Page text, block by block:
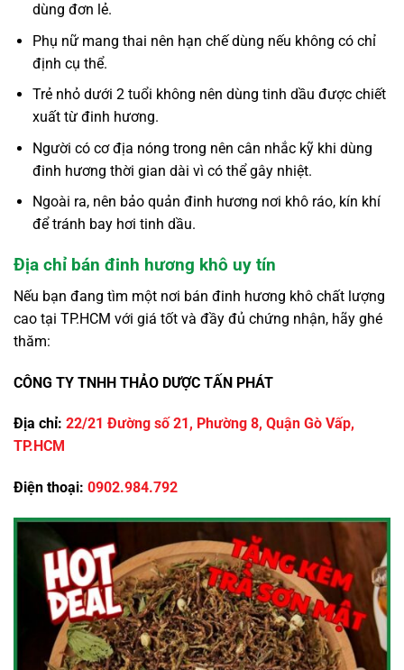
dùng đơn lẻ.
Phụ nữ mang thai nên hạn chế dùng nếu không có chỉ
định cụ thể.
Trẻ nhỏ dưới 2 tuổi không nên dùng tinh dầu được chiết
xuất từ đinh hương.
Người có cơ địa nóng trong nên cân nhắc kỹ khi dùng
đinh hương thời gian dài vì có thể gây nhiệt.
Ngoài ra, nên bảo quản đinh hương nơi khô ráo, kín khí
để tránh bay hơi tinh dầu.
Địa chỉ bán đinh hương khô uy tín
Nếu bạn đang tìm một nơi bán đinh hương khô chất lượng
cao tại TP.HCM với giá tốt và đầy đủ chứng nhận, hãy ghé
thăm:
CÔNG TY TNHH THẢO DƯỢC TẤN PHÁT
Địa chỉ: 22/21 Đường số 21, Phường 8, Quận Gò Vấp,
TP.HCM
Điện thoại: 0902.984.792